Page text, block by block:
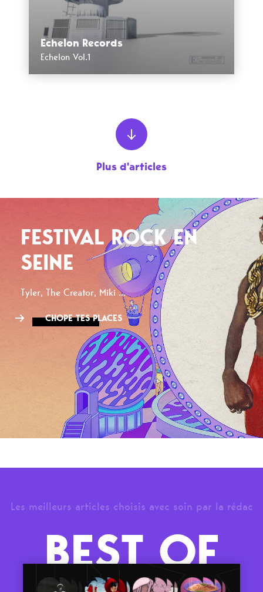
Echelon Records
Echelon Vol.1
Plus d'articles
FESTIVAL ROCK EN
SEINE
Tyler, The Creator, Miki ...
CHOPE TES PLACES
Les meilleurs articles choisis avec soin par la rédac
BEST OF